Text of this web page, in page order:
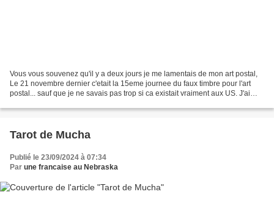
Vous vous souvenez qu'il y a deux jours je me lamentais de mon art postal,
Le 21 novembre dernier c'etait la 15eme journee du faux timbre pour l'art
postal... sauf que je ne savais pas trop si ca existait vraiment aux US. J'ai
Tarot de Mucha
Publié le 23/09/2024 à 07:34
Par une francaise au Nebraska